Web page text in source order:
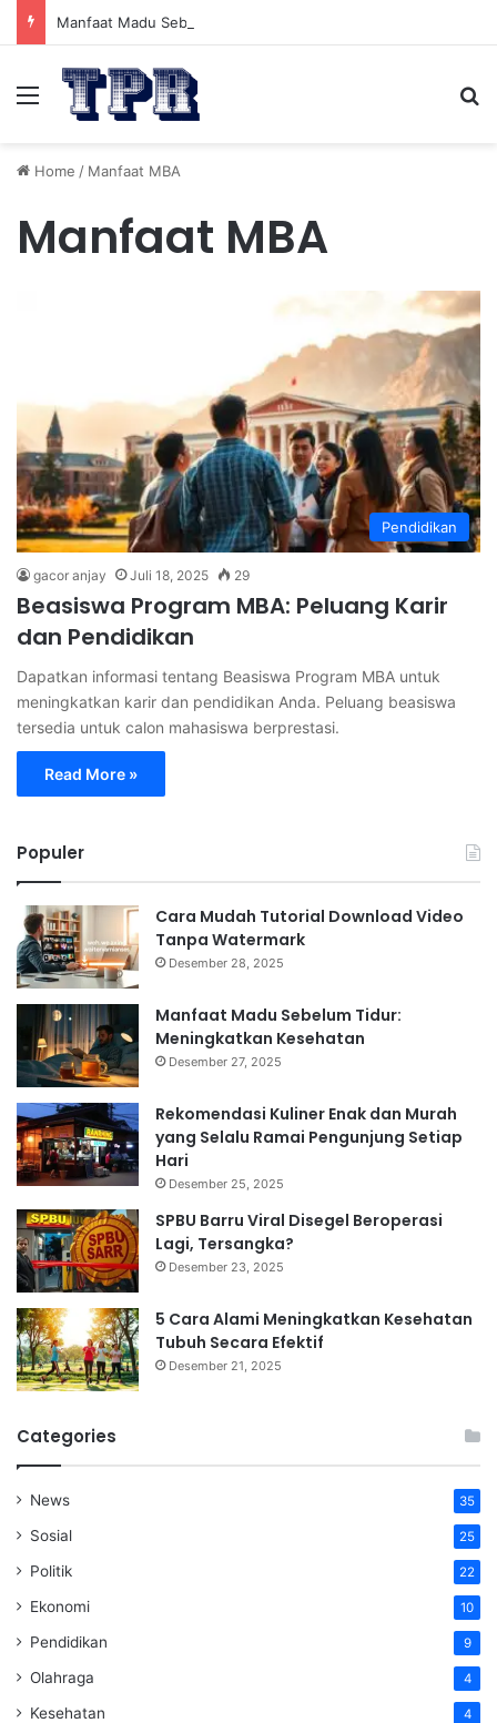
Manfaat Madu Sebelum Tidur: Meningkatkan Kesehatan
Menu
Home / Manfaat MBA
Manfaat MBA
Pendidikan
gacor anjay Juli 18, 2025 29
Beasiswa Program MBA: Peluang Karir
dan Pendidikan
Dapatkan informasi tentang Beasiswa Program MBA untuk
meningkatkan karir dan pendidikan Anda. Peluang beasiswa
tersedia untuk calon mahasiswa berprestasi.
Read More »
Populer
Cara Mudah Tutorial Download Video
Tanpa Watermark
Desember 28, 2025
Manfaat Madu Sebelum Tidur:
Meningkatkan Kesehatan
Desember 27, 2025
Rekomendasi Kuliner Enak dan Murah
yang Selalu Ramai Pengunjung Setiap
Hari
Desember 25, 2025
SPBU Barru Viral Disegel Beroperasi
Lagi, Tersangka?
Desember 23, 2025
5 Cara Alami Meningkatkan Kesehatan
Tubuh Secara Efektif
Desember 21, 2025
Categories
News 35
Sosial 25
Politik 22
Ekonomi 10
Pendidikan 9
Olahraga 4
Kesehatan 4